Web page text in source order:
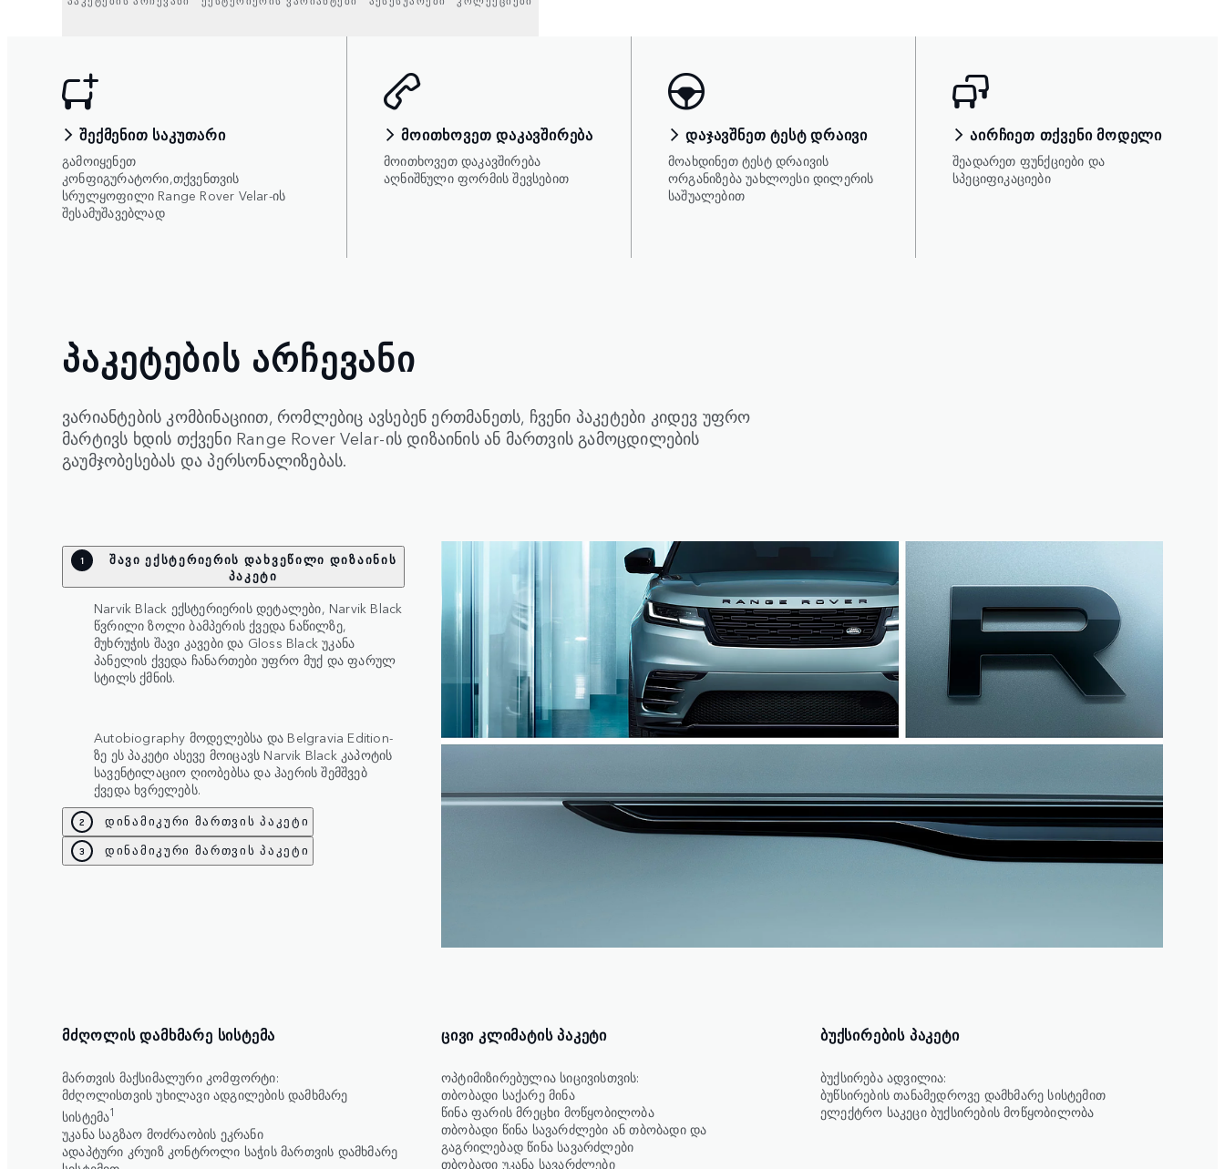
ᲨᲔᲥᲛᲔᲜᲘᲗ ᲡᲐᲙᲣᲗᲐᲠᲘ
გამოიყენეთ
კონფიგურატორი,თქვენთვის
სრულყოფილი Range Rover Velar-ის
შესამუშავებლად
ᲛᲝᲘᲗᲮᲝᲕᲔᲗ ᲓᲐᲙᲐᲕᲨᲘᲠᲔᲑᲐ
მოითხოვეთ დაკავშირება
აღნიშნული ფორმის შევსებით
ᲓᲐᲯᲐᲕᲨᲜᲔᲗ ᲢᲔᲡᲢ ᲓᲠᲐᲘᲕᲘ
მოახდინეთ ტესტ დრაივის
ორგანიზება უახლოესი დილერის
საშუალებით
ᲐᲘᲠᲩᲘᲔᲗ ᲗᲥᲕᲔᲜᲘ ᲛᲝᲓᲔᲚᲘ
შეადარეთ ფუნქციები და
სპეციფიკაციები
ᲞᲐᲙᲔᲢᲔᲑᲘᲡ ᲐᲠᲩᲔᲕᲐᲜᲘ
ვარიანტების კომბინაციით, რომლებიც ავსებენ ერთმანეთს, ჩვენი პაკეტები კიდევ უფრო
მარტივს ხდის თქვენი Range Rover Velar-ის დიზაინის ან მართვის გამოცდილების
გაუმჯობესებას და პერსონალიზებას.
1
შავი ექსტერიერის დახვეწილი დიზაინის
პაკეტი
Narvik Black ექსტერიერის დეტალები, Narvik Black
წვრილი ზოლი ბამპერის ქვედა ნაწილზე,
მუხრუჭის შავი კავები და Gloss Black უკანა
პანელის ქვედა ჩანართები უფრო მუქ და ფარულ
სტილს ქმნის.
Autobiography მოდელებსა და Belgravia Edition-
ზე ეს პაკეტი ასევე მოიცავს Narvik Black კაპოტის
სავენტილაციო ღიობებსა და ჰაერის შემშვებ
ქვედა ხვრელებს.
2 დინამიკური მართვის პაკეტი
3 დინამიკური მართვის პაკეტი
ᲛᲫᲦᲝᲚᲘᲡ ᲓᲐᲛᲮᲛᲐᲠᲔ ᲡᲘᲡᲢᲔᲛᲐ
მართვის მაქსიმალური კომფორტი:
მძღოლისთვის უხილავი ადგილების დამხმარე
სისტემა1
უკანა საგზაო მოძრაობის ეკრანი
ადაპტური კრუიზ კონტროლი საჭის მართვის დამხმარე
ᲪᲘᲕᲘ ᲙᲚᲘᲛᲐᲢᲘᲡ ᲞᲐᲙᲔᲢᲘ
ოპტიმიზირებულია სიცივისთვის:
თბობადი საქარე მინა
წინა ფარის მრეცხი მოწყობილობა
თბობადი წინა სავარძლები ან თბობადი და
გაგრილებად წინა სავარძლები
თბობადი უკანა სავარძლები
ᲑᲣᲥᲡᲘᲠᲔᲑᲘᲡ ᲞᲐᲙᲔᲢᲘ
ბუქსირება ადვილია:
ბუწსირების თანამედროვე დამხმარე სისტემით
ელექტრო საკეცი ბუქსირების მოწყობილობა